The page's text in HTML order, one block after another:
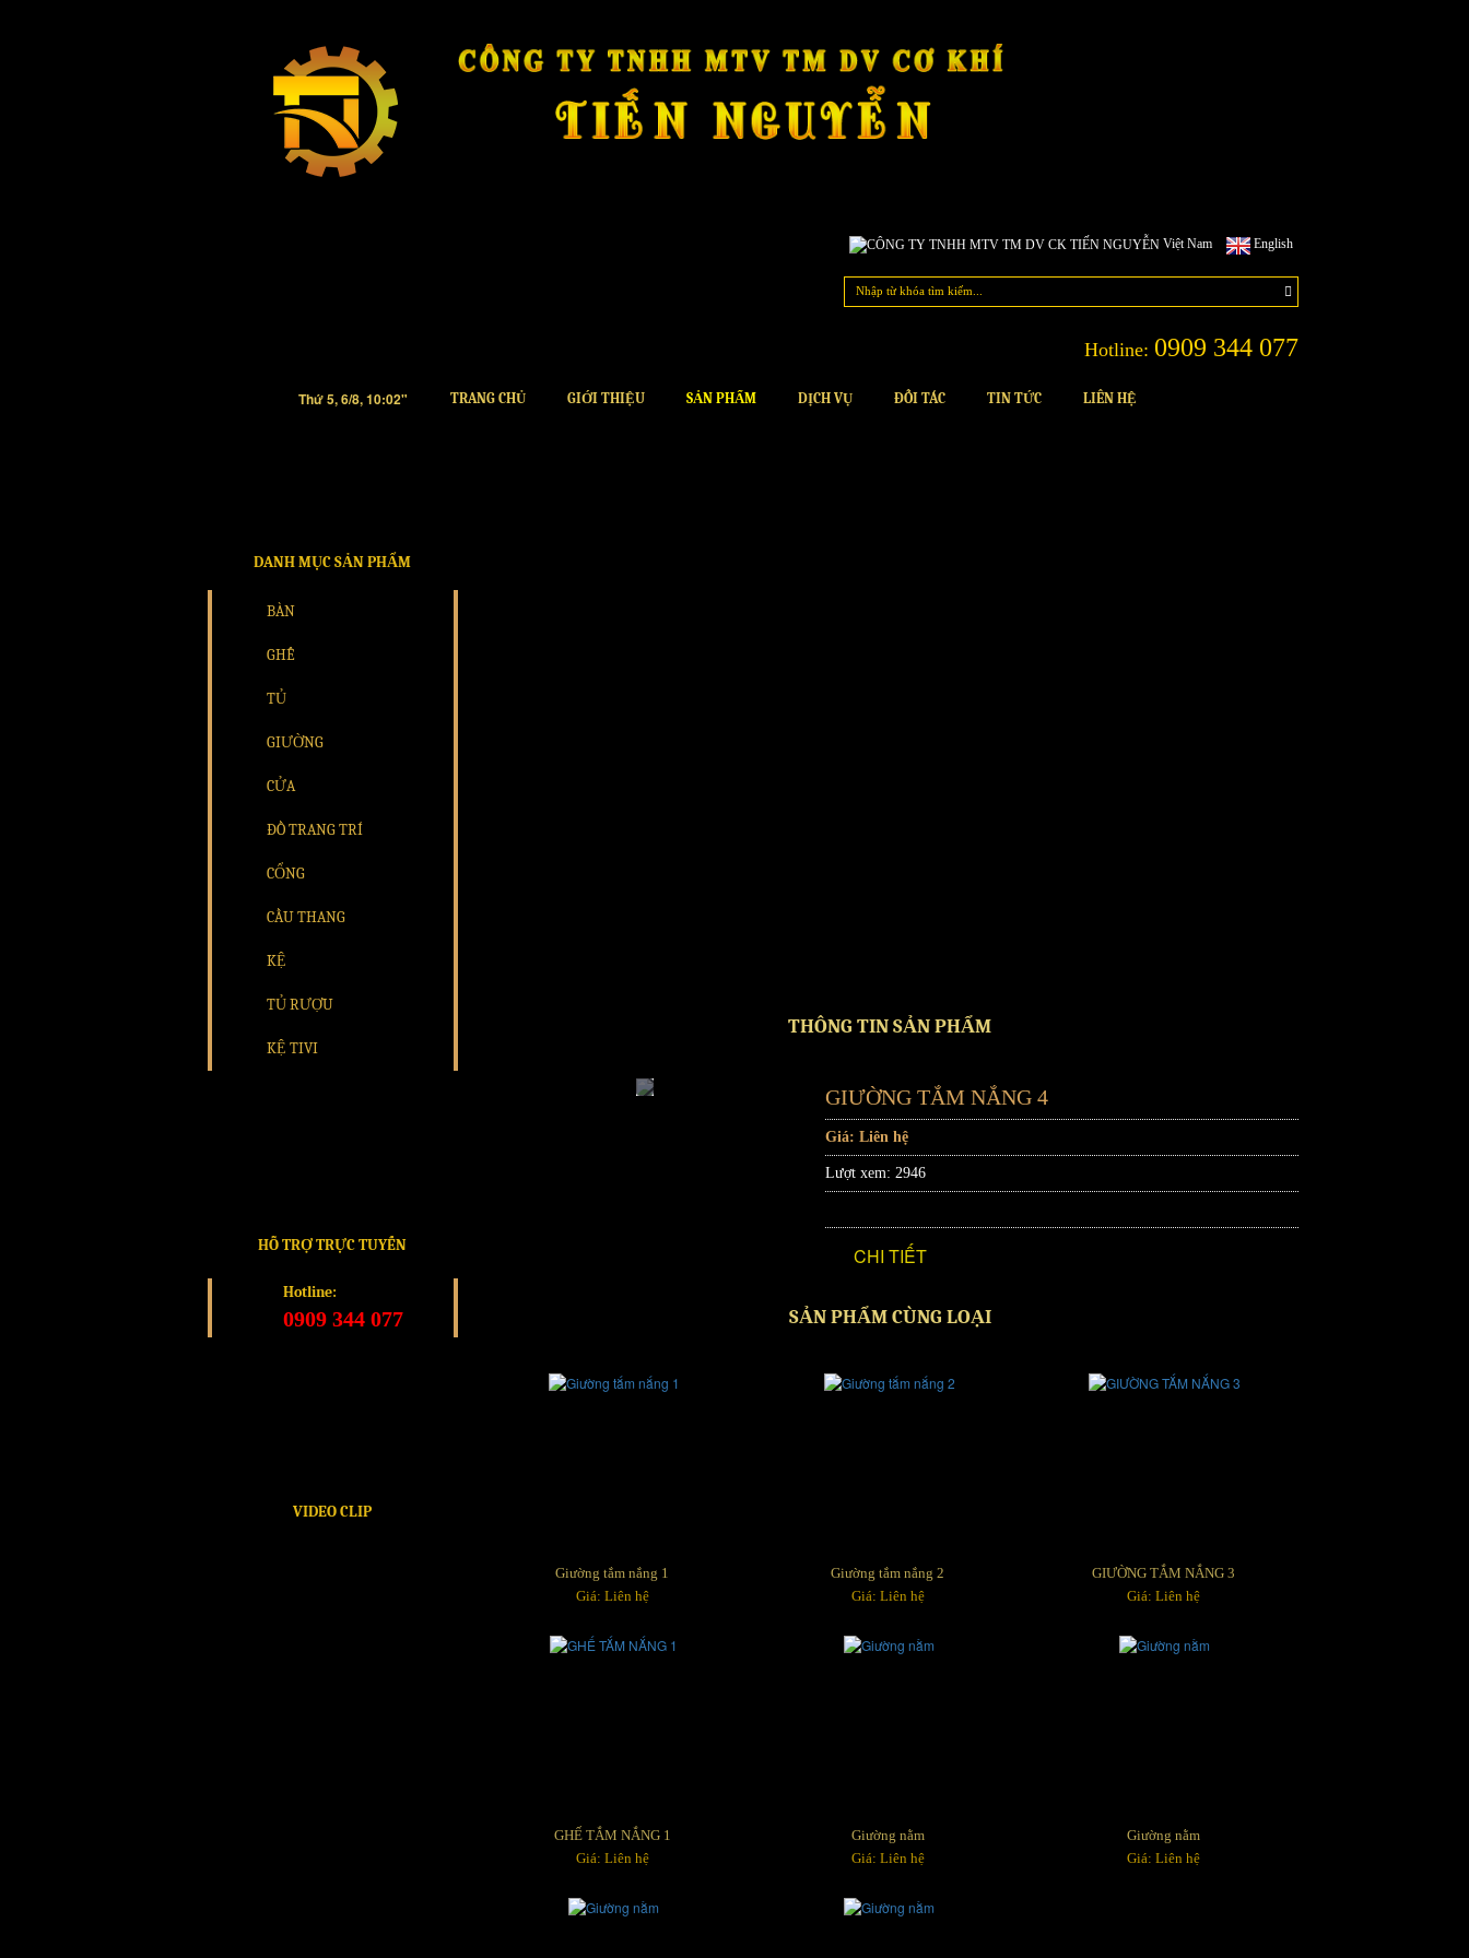
Việt Nam English
Hotline: 0909 344 077
Thứ 5, 6/8, 10:02" TRANG CHỦ GIỚI THIỆU SẢN PHẨM DỊCH VỤ ĐỐI TÁC TIN TỨC LIÊN HỆ
DANH MỤC SẢN PHẨM
BÀN
GHẾ
TỦ
GIƯỜNG
CỬA
ĐỒ TRANG TRÍ
CỔNG
CẦU THANG
KỆ
TỦ RƯỢU
KỆ TIVI
HỖ TRỢ TRỰC TUYẾN
Hotline:
0909 344 077
VIDEO CLIP
THÔNG TIN SẢN PHẨM
GIƯỜNG TẮM NẮNG 4
Giá: Liên hệ
Lượt xem: 2946
CHI TIẾT
SẢN PHẨM CÙNG LOẠI
Giường tắm nắng 1
Giá: Liên hệ
Giường tắm nắng 2
Giá: Liên hệ
GIƯỜNG TẮM NẮNG 3
Giá: Liên hệ
GHẾ TẮM NẮNG 1
Giá: Liên hệ
Giường nằm
Giá: Liên hệ
Giường nằm
Giá: Liên hệ